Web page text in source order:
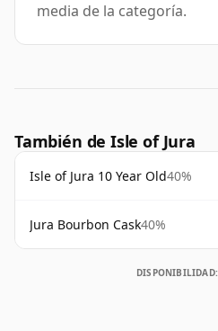
media de la categoría.
También de Isle of Jura
Isle of Jura 10 Year Old40%
Jura Bourbon Cask40%
DISPONIBILIDAD: